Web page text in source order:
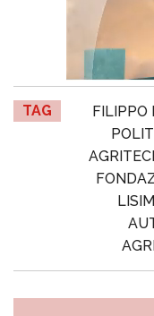
TAG FILIPPO